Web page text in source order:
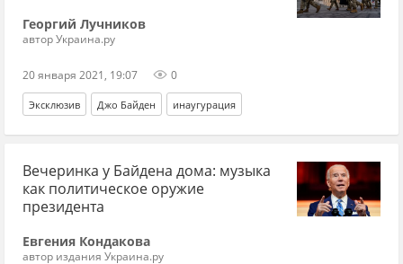
Георгий Лучников
автор Украина.ру
20 января 2021, 19:07 0
Эксклюзив Джо Байден инаугурация
Вечеринка у Байдена дома: музыка
как политическое оружие
президента
Евгения Кондакова
автор издания Украина.ру